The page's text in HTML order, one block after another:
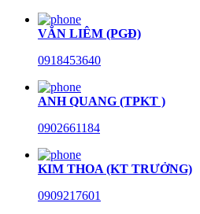
VĂN LIÊM (PGĐ)
0918453640
ANH QUANG (TPKT )
0902661184
KIM THOA (KT TRƯỞNG)
0909217601